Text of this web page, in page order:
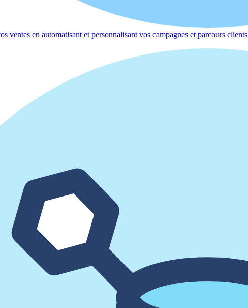
ventes en automatisant et personnalisant vos campagnes et parcours clients